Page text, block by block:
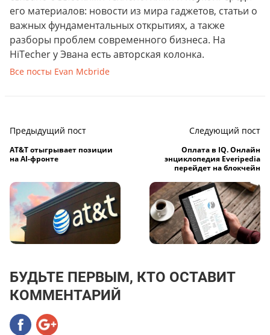
его материалов: новости из мира гаджетов, статьи о
важных фундаментальных открытиях, а также
разборы проблем современного бизнеса. На
HiTecher у Эвана есть авторская колонка.
Все посты Evan Mcbride
Предыдущий пост
AT&T отыгрывает позиции
на AI-фронте
Следующий пост
Оплата в IQ. Онлайн
энциклопедия Everipedia
перейдет на блокчейн
БУДЬТЕ ПЕРВЫМ, КТО ОСТАВИТ
КОММЕНТАРИЙ